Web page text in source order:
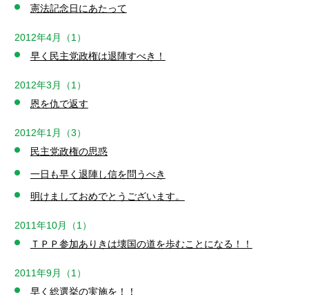
憲法記念日にあたって
2012年4月（1）
早く民主党政権は退陣すべき！
2012年3月（1）
恩を仇で返す
2012年1月（3）
民主党政権の思惑
一日も早く退陣し信を問うべき
明けましておめでとうございます。
2011年10月（1）
ＴＰＰ参加ありきは壊国の道を歩むことになる！！
2011年9月（1）
早く総選挙の実施を！！